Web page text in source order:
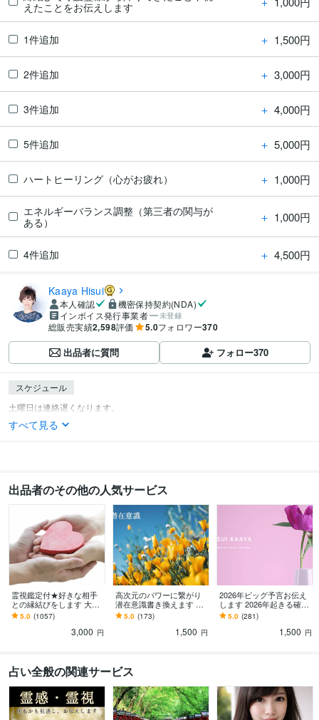
えたことをお伝えします
1件追加 ＋ 1,500円
2件追加 ＋ 3,000円
3件追加 ＋ 4,000円
5件追加 ＋ 5,000円
ハートヒーリング（心がお疲れ） ＋ 1,000円
エネルギーバランス調整（第三者の関与が
ある）
＋ 1,000円
4件追加 ＋ 4,500円
Kaaya Hisui
本人確認
機密保持契約(NDA)
インボイス発行事業者
未登録
総販売実績2,598評価 5.0フォロワー370
出品者に質問 フォロー370
スケジュール
すべて見る
出品者のその他の人気サービス
霊視鑑定付★好きな相手
との縁結びをします 大好
きなあの人とスイスイう
まくいく♡
5.0 (1057)
3,000 円
高次元のパワーに繋がり
潜在意識書き換えます 効
果大の潜在意識書き換え
です！
5.0 (173)
1,500 円
2026年ビッグ予言お伝え
します 2026年起きる確率
高めなビッグな予言をお
届けします☆★
5.0 (281)
1,500 円
占い全般の関連サービス